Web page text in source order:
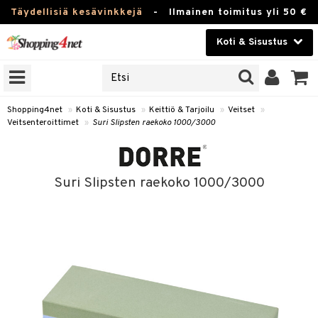
Täydellisiä kesävinkkejä - Ilmainen toimitus yli 50 €
Koti & Sisustus
Kauneudenhoito
Piilolinssit
Tuotemerkkejä
Kampanjat
Shopping4net » Koti & Sisustus » Keittiö & Tarjoilu » Veitset »
Veitsenteroittimet » Suri Slipsten raekoko 1000/3000
Suri Slipsten raekoko 1000/3000
Tee & Espresso